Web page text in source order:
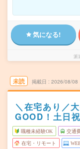
気になる!
派
未読 掲載日 2026/08/08
＼在宅あり／
GOOD！土日
職種未経験OK 交通
在宅・リモート